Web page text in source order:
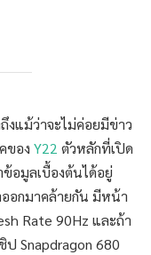
งแม้ว่าจะไม่ค่อยมีข่าว
ของ Y22 ตัวหลักที่เปิด
อมูลเบื้องต้นได้อยู่
อกมาคล้ายกัน มีหน้า
Rate 90Hz และถ้า
ป Snapdragon 680